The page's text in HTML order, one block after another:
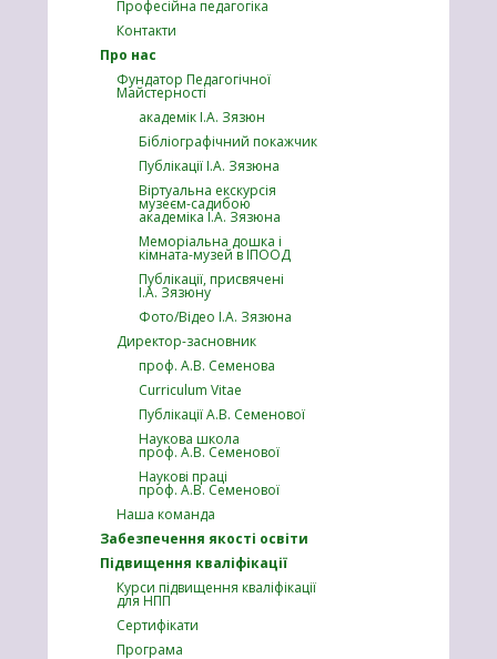
Професійна педагогіка
Контакти
Про нас
Фундатор Педагогічної
Майстерності
академік І.А. Зязюн
Бібліографічний покажчик
Публікації І.А. Зязюна
Віртуальна екскурсія
музеєм-садибою
академіка І.А. Зязюна
Меморіальна дошка і
кімната-музей в ІПООД
Публікації, присвячені
І.А. Зязюну
Фото/Відео І.А. Зязюна
Директор-засновник
проф. А.В. Семенова
Curriculum Vitae
Публікації А.В. Семенової
Наукова школа
проф. А.В. Семенової
Наукові праці
проф. А.В. Семенової
Наша команда
Забезпечення якості освіти
Підвищення кваліфікації
Курси підвищення кваліфікації
для НПП
Сертифікати
Програма